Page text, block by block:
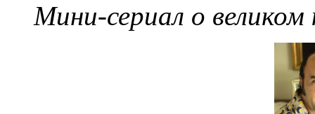
Мини-сериал о великом